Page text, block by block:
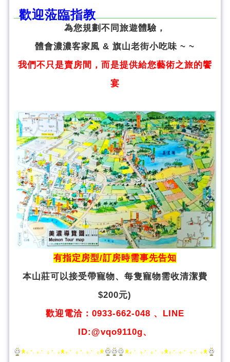
歡迎蒞臨指教
為您規劃不同旅遊體驗，
體會濃濃客家風 & 旗山老街小吃味 ~ ~
我們不只是賣房間，而是提供給您藝術之旅的饗
宴
有指定房型/訂房時需事先告知
本山莊可以接受帶寵物、 每隻寵物需收清潔費
$200元)
歡迎電洽：0933-662-048 、LINE
ID:@vqo9110g、